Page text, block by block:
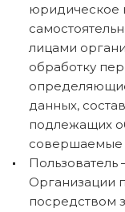
юридическое
лицами
обработку
данных,
подлежащих
совершаемые
Организации
посредством